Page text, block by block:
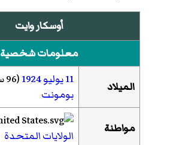
أوسكار وايت
معلومات شخصية
الميلاد 11 يوليو 1924(96 سنة)
بومونت
مواطنة
الولايات المتحدة